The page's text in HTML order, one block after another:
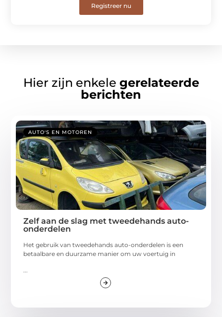
Registreer nu
Hier zijn enkele gerelateerde
berichten
AUTO'S EN MOTOREN
Zelf aan de slag met tweedehands auto-
onderdelen
Het gebruik van tweedehands auto-onderdelen is een
betaalbare en duurzame manier om uw voertuig in